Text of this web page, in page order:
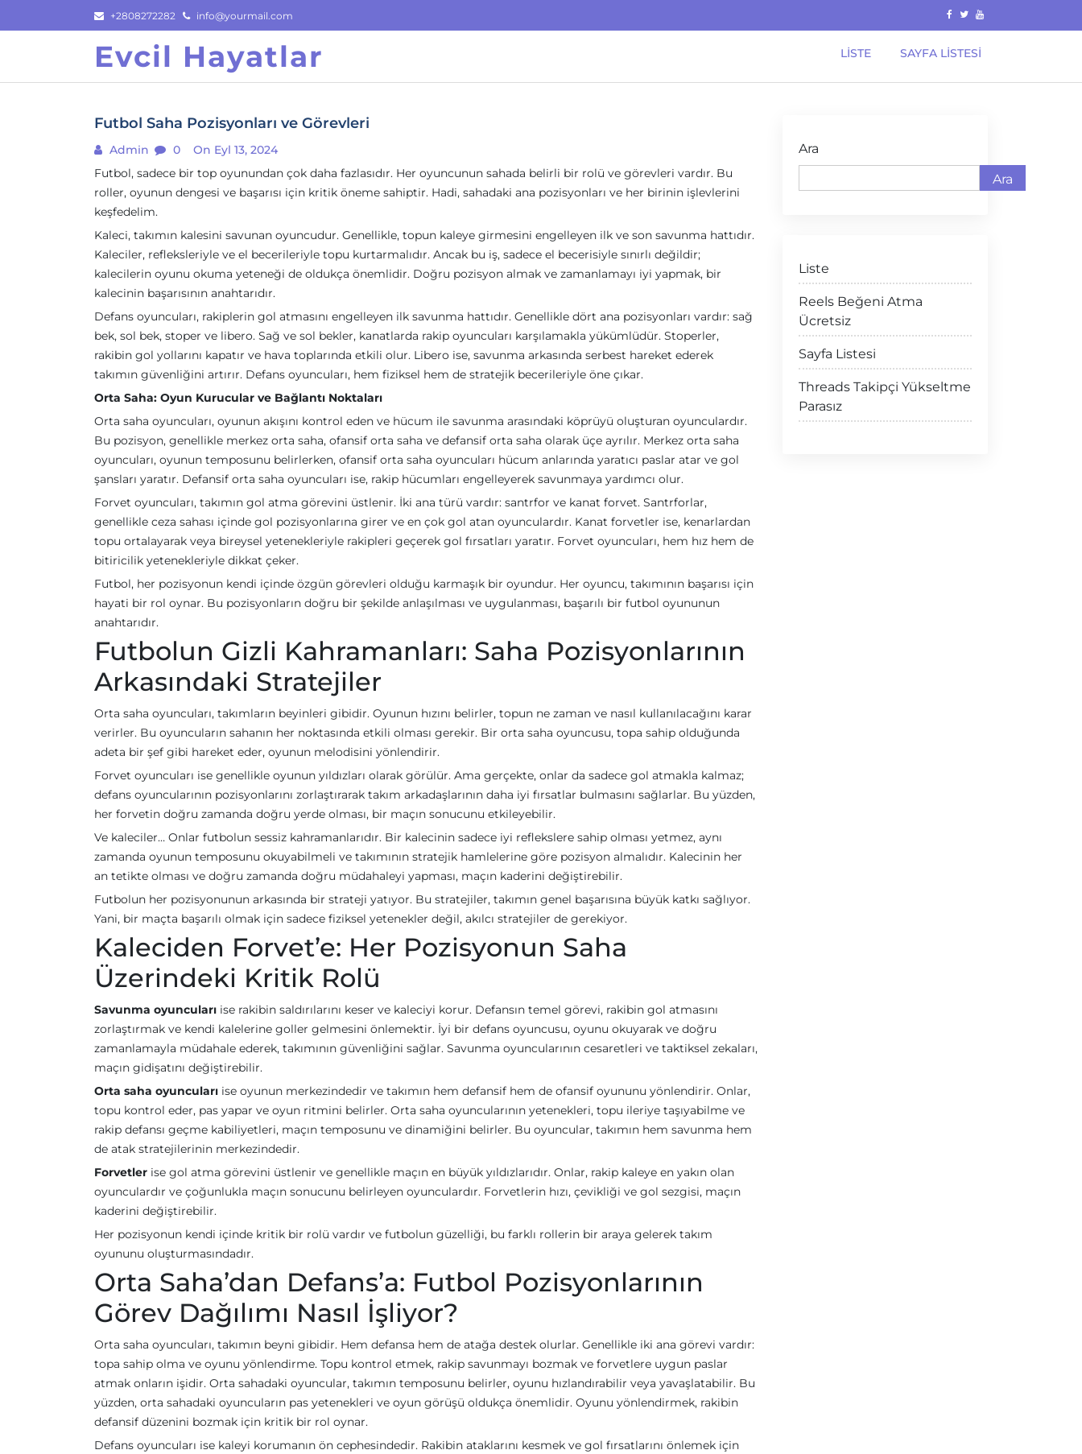
to
+2808272282 info@yourmail.com
Evcil Hayatlar LISTE SAYFA LISTESI
Futbol Saha Pozisyonları ve Görevleri
Admin 0
On Eyl 13, 2024
Futbol, sadece bir top oyunundan çok daha fazlasıdır. Her oyuncunun sahada belirli bir rolü ve görevleri vardır. Bu
roller, oyunun dengesi ve başarısı için kritik öneme sahiptir. Hadi, sahadaki ana pozisyonları ve her birinin işlevlerini
keşfedelim.
Kaleci, takımın kalesini savunan oyuncudur. Genellikle, topun kaleye girmesini engelleyen ilk ve son savunma hattıdır.
Kaleciler, refleksleriyle ve el becerileriyle topu kurtarmalıdır. Ancak bu iş, sadece el becerisiyle sınırlı değildir;
kalecilerin oyunu okuma yeteneği de oldukça önemlidir. Doğru pozisyon almak ve zamanlamayı iyi yapmak, bir
kalecinin başarısının anahtarıdır.
Defans oyuncuları, rakiplerin gol atmasını engelleyen ilk savunma hattıdır. Genellikle dört ana pozisyonları vardır: sağ
bek, sol bek, stoper ve libero. Sağ ve sol bekler, kanatlarda rakip oyuncuları karşılamakla yükümlüdür. Stoperler,
rakibin gol yollarını kapatır ve hava toplarında etkili olur. Libero ise, savunma arkasında serbest hareket ederek
takımın güvenliğini artırır. Defans oyuncuları, hem fiziksel hem de stratejik becerileriyle öne çıkar.
Orta Saha: Oyun Kurucular ve Bağlantı Noktaları
Orta saha oyuncuları, oyunun akışını kontrol eden ve hücum ile savunma arasındaki köprüyü oluşturan oyunculardır.
Bu pozisyon, genellikle merkez orta saha, ofansif orta saha ve defansif orta saha olarak üçe ayrılır. Merkez orta saha
oyuncuları, oyunun temposunu belirlerken, ofansif orta saha oyuncuları hücum anlarında yaratıcı paslar atar ve gol
şansları yaratır. Defansif orta saha oyuncuları ise, rakip hücumları engelleyerek savunmaya yardımcı olur.
Forvet oyuncuları, takımın gol atma görevini üstlenir. İki ana türü vardır: santrfor ve kanat forvet. Santrforlar,
genellikle ceza sahası içinde gol pozisyonlarına girer ve en çok gol atan oyunculardır. Kanat forvetler ise, kenarlardan
topu ortalayarak veya bireysel yetenekleriyle rakipleri geçerek gol fırsatları yaratır. Forvet oyuncuları, hem hız hem de
bitiricilik yetenekleriyle dikkat çeker.
Futbol, her pozisyonun kendi içinde özgün görevleri olduğu karmaşık bir oyundur. Her oyuncu, takımının başarısı için
hayati bir rol oynar. Bu pozisyonların doğru bir şekilde anlaşılması ve uygulanması, başarılı bir futbol oyununun
anahtarıdır.
Futbolun Gizli Kahramanları: Saha Pozisyonlarının
Arkasındaki Stratejiler
Orta saha oyuncuları, takımların beyinleri gibidir. Oyunun hızını belirler, topun ne zaman ve nasıl kullanılacağını karar
verirler. Bu oyuncuların sahanın her noktasında etkili olması gerekir. Bir orta saha oyuncusu, topa sahip olduğunda
adeta bir şef gibi hareket eder, oyunun melodisini yönlendirir.
Forvet oyuncuları ise genellikle oyunun yıldızları olarak görülür. Ama gerçekte, onlar da sadece gol atmakla kalmaz;
defans oyuncularının pozisyonlarını zorlaştırarak takım arkadaşlarının daha iyi fırsatlar bulmasını sağlarlar. Bu yüzden,
her forvetin doğru zamanda doğru yerde olması, bir maçın sonucunu etkileyebilir.
Ve kaleciler… Onlar futbolun sessiz kahramanlarıdır. Bir kalecinin sadece iyi reflekslere sahip olması yetmez, aynı
zamanda oyunun temposunu okuyabilmeli ve takımının stratejik hamlelerine göre pozisyon almalıdır. Kalecinin her
an tetikte olması ve doğru zamanda doğru müdahaleyi yapması, maçın kaderini değiştirebilir.
Futbolun her pozisyonunun arkasında bir strateji yatıyor. Bu stratejiler, takımın genel başarısına büyük katkı sağlıyor.
Yani, bir maçta başarılı olmak için sadece fiziksel yetenekler değil, akılcı stratejiler de gerekiyor.
Kaleciden Forvet’e: Her Pozisyonun Saha
Üzerindeki Kritik Rolü
Savunma oyuncuları ise rakibin saldırılarını keser ve kaleciyi korur. Defansın temel görevi, rakibin gol atmasını
zorlaştırmak ve kendi kalelerine goller gelmesini önlemektir. İyi bir defans oyuncusu, oyunu okuyarak ve doğru
zamanlamayla müdahale ederek, takımının güvenliğini sağlar. Savunma oyuncularının cesaretleri ve taktiksel zekaları,
maçın gidişatını değiştirebilir.
Orta saha oyuncuları ise oyunun merkezindedir ve takımın hem defansif hem de ofansif oyununu yönlendirir. Onlar,
topu kontrol eder, pas yapar ve oyun ritmini belirler. Orta saha oyuncularının yetenekleri, topu ileriye taşıyabilme ve
rakip defansı geçme kabiliyetleri, maçın temposunu ve dinamiğini belirler. Bu oyuncular, takımın hem savunma hem
de atak stratejilerinin merkezindedir.
Forvetler ise gol atma görevini üstlenir ve genellikle maçın en büyük yıldızlarıdır. Onlar, rakip kaleye en yakın olan
oyunculardır ve çoğunlukla maçın sonucunu belirleyen oyunculardır. Forvetlerin hızı, çevikliği ve gol sezgisi, maçın
kaderini değiştirebilir.
Her pozisyonun kendi içinde kritik bir rolü vardır ve futbolun güzelliği, bu farklı rollerin bir araya gelerek takım
oyununu oluşturmasındadır.
Orta Saha’dan Defans’a: Futbol Pozisyonlarının
Görev Dağılımı Nasıl İşliyor?
Orta saha oyuncuları, takımın beyni gibidir. Hem defansa hem de atağa destek olurlar. Genellikle iki ana görevi vardır:
topa sahip olma ve oyunu yönlendirme. Topu kontrol etmek, rakip savunmayı bozmak ve forvetlere uygun paslar
atmak onların işidir. Orta sahadaki oyuncular, takımın temposunu belirler, oyunu hızlandırabilir veya yavaşlatabilir. Bu
yüzden, orta sahadaki oyuncuların pas yetenekleri ve oyun görüşü oldukça önemlidir. Oyunu yönlendirmek, rakibin
defansif düzenini bozmak için kritik bir rol oynar.
Defans oyuncuları ise kaleyi korumanın ön cephesindedir. Rakibin ataklarını kesmek ve gol fırsatlarını önlemek için
Ara
Ara
Liste
Reels Beğeni Atma
Ücretsiz
Sayfa Listesi
Threads Takipçi Yükseltme
Parasız